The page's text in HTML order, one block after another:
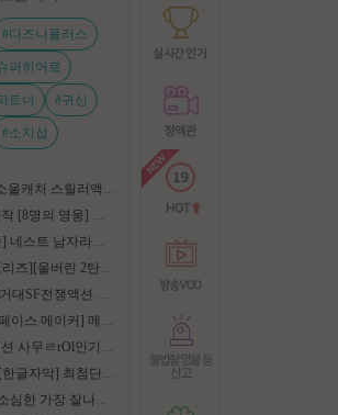
#디즈니플러스
퍼히어로
트너 #귀신
#소지섭
[울버린시리즈][울버린 2탄] 더 울버린 확장판 완벽자막
[SF,액션][한글자막] 최첨단 미래특수부대 초대박 안봄후회함~ 진짜잼있어요 스샷 꼭보세요 1080